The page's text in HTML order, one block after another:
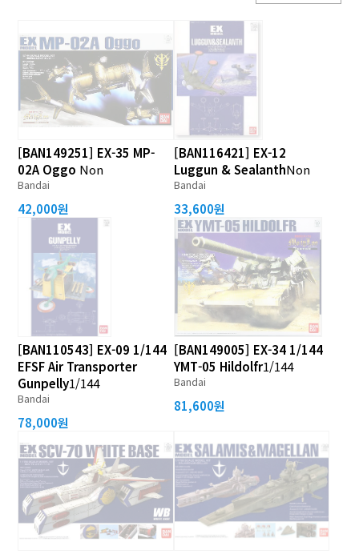
[BAN149251] EX-35 MP-
02A Oggo Non
Bandai
42,000원
[BAN116421] EX-12
Luggun & SealanthNon
Bandai
33,600원
[BAN110543] EX-09 1/144
EFSF Air Transporter
Gunpelly1/144
Bandai
78,000원
[BAN149005] EX-34 1/144
YMT-05 Hildolfr1/144
Bandai
81,600원